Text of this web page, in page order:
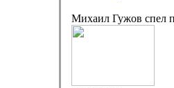
Михаил Гужов спел